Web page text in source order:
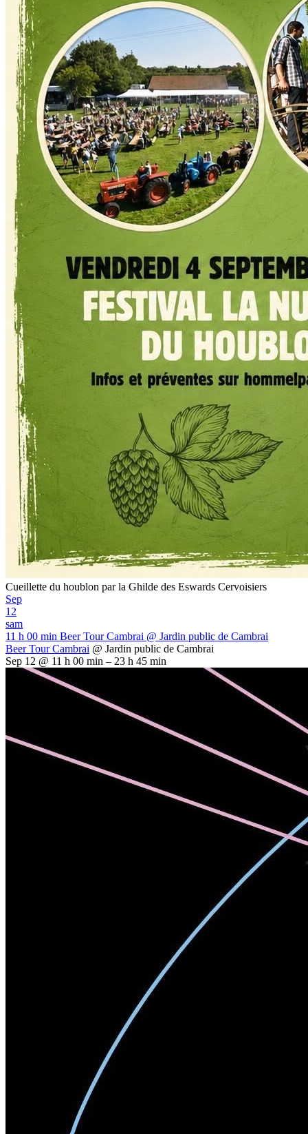
Cueillette du houblon par la Ghilde des Eswards Cervoisiers
Sep
12
sam
11 h 00 min Beer Tour Cambrai @ Jardin public de Cambrai
Beer Tour Cambrai @ Jardin public de Cambrai
Sep 12 @ 11 h 00 min – 23 h 45 min